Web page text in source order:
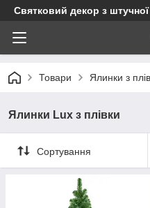
Святковий декор з
Товари Ялинки з
Ялинки Lux з плівки
Сортування